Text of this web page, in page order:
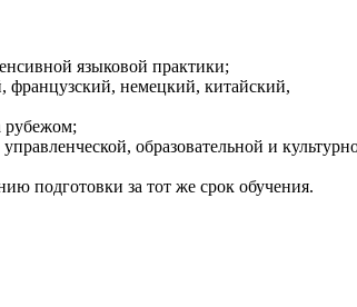
языковой практики;
французский, немецкий, китайский,
рубежом;
образовательной и
подготовки за тот же срок обучения.